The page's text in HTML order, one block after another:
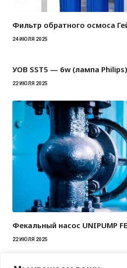
Фильтр обратного осмоса
24 ИЮЛЯ 2025
УОВ SST5 — 6w (лампа
22 ИЮЛЯ 2025
Фекальный насос UNIPUMP
22 ИЮЛЯ 2025